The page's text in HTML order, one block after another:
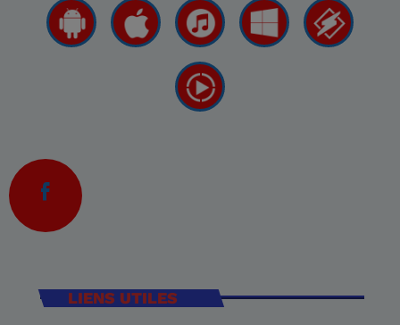
LIENS UTILES